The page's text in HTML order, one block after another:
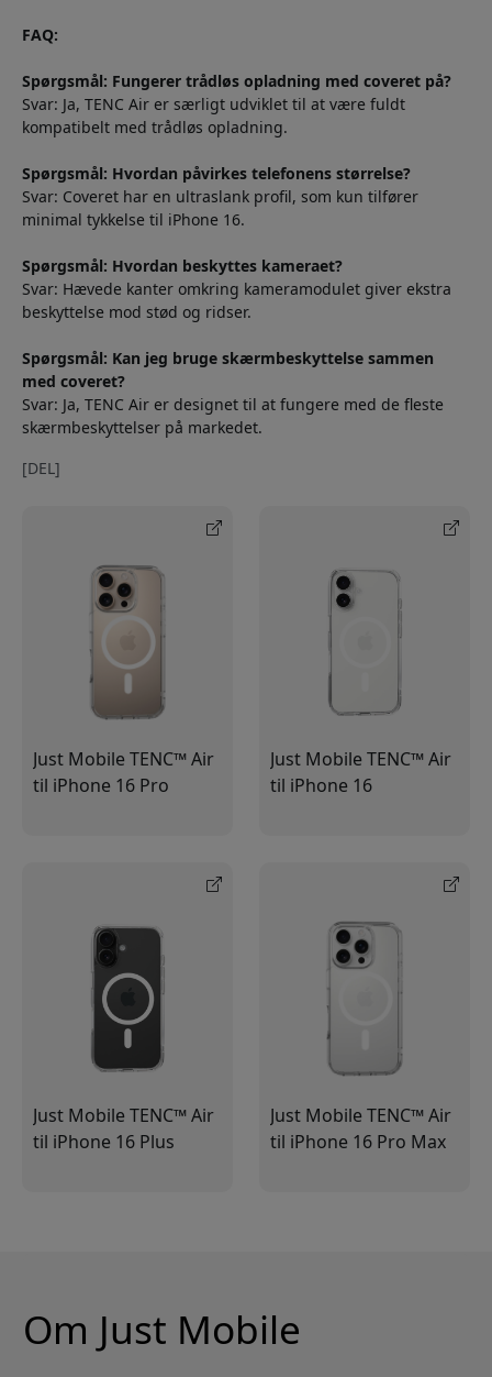
FAQ:
Spørgsmål: Fungerer trådløs opladning med coveret på?
Svar: Ja, TENC Air er særligt udviklet til at være fuldt
kompatibelt med trådløs opladning.
Spørgsmål: Hvordan påvirkes telefonens størrelse?
Svar: Coveret har en ultraslank profil, som kun tilfører
minimal tykkelse til iPhone 16.
Spørgsmål: Hvordan beskyttes kameraet?
Svar: Hævede kanter omkring kameramodulet giver ekstra
beskyttelse mod stød og ridser.
Spørgsmål: Kan jeg bruge skærmbeskyttelse sammen
med coveret?
Svar: Ja, TENC Air er designet til at fungere med de fleste
skærmbeskyttelser på markedet.
[DEL]
Just Mobile TENC™ Air
til iPhone 16 Pro
Just Mobile TENC™ Air
til iPhone 16
Just Mobile TENC™ Air
til iPhone 16 Plus
Just Mobile TENC™ Air
til iPhone 16 Pro Max
Om Just Mobile